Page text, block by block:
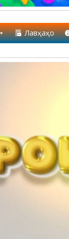
Лавҳаҳо